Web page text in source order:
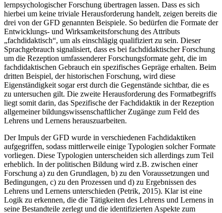
lernpsychologischer Forschung übertragen lassen. Dass es sich
hierbei um keine triviale Herausforderung handelt, zeigen bereits die
drei von der GFD genannten Beispiele. So bedürfen die Formate der
Entwicklungs- und Wirksamkeitsforschung des Attributs
„fachdidaktisch“, um als einschlägig qualifiziert zu sein. Dieser
Sprachgebrauch signalisiert, dass es bei fachdidaktischer Forschung
um die Rezeption umfassenderer Forschungsformate geht, die im
fachdidaktischen Gebrauch ein spezifisches Gepräge erhalten. Beim
dritten Beispiel, der historischen Forschung, wird diese
Eigenständigkeit sogar erst durch die Gegenstände sichtbar, die es
zu untersuchen gilt. Die zweite Herausforderung des Formatbegriffs
liegt somit darin, das Spezifische der Fachdidaktik in der Rezeption
allgemeiner bildungswissenschaftlicher Zugänge zum Feld des
Lehrens und Lernens herauszuarbeiten.
Der Impuls der GFD wurde in verschiedenen Fachdidaktiken
aufgegriffen, sodass mittlerweile einige Typologien solcher Formate
vorliegen. Diese Typologien unterscheiden sich allerdings zum Teil
erheblich. In der politischen Bildung wird z.B. zwischen einer
Forschung a) zu den Grundlagen, b) zu den Voraussetzungen und
Bedingungen, c) zu den Prozessen und d) zu Ergebnissen des
Lehrens und Lernens unterschieden (Petrik, 2015). Klar ist eine
Logik zu erkennen, die die Tätigkeiten des Lehrens und Lernens in
seine Bestandteile zerlegt und die identifizierten Aspekte zum